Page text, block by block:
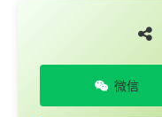
微信